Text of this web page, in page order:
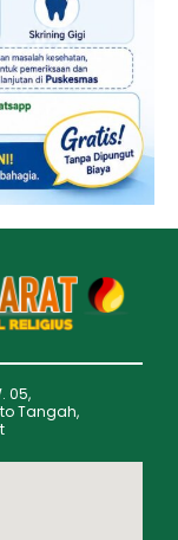
05,
Tangah,